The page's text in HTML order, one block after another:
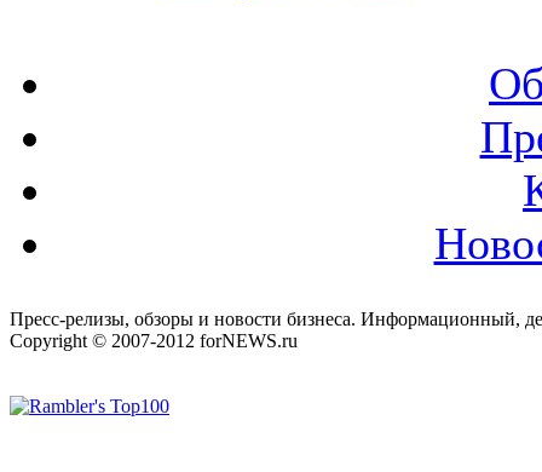
Пресс-релизы, обзоры и новости бизнеса. Информационный,
Copyright © 2007-2012 forNEWS.ru